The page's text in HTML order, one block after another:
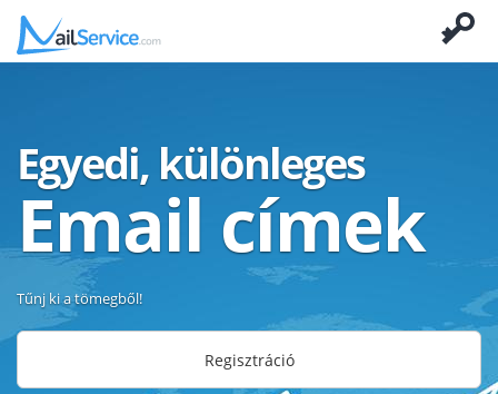
Egyedi, különleges
Email címek
Tűnj ki a tömegből!
Regisztráció